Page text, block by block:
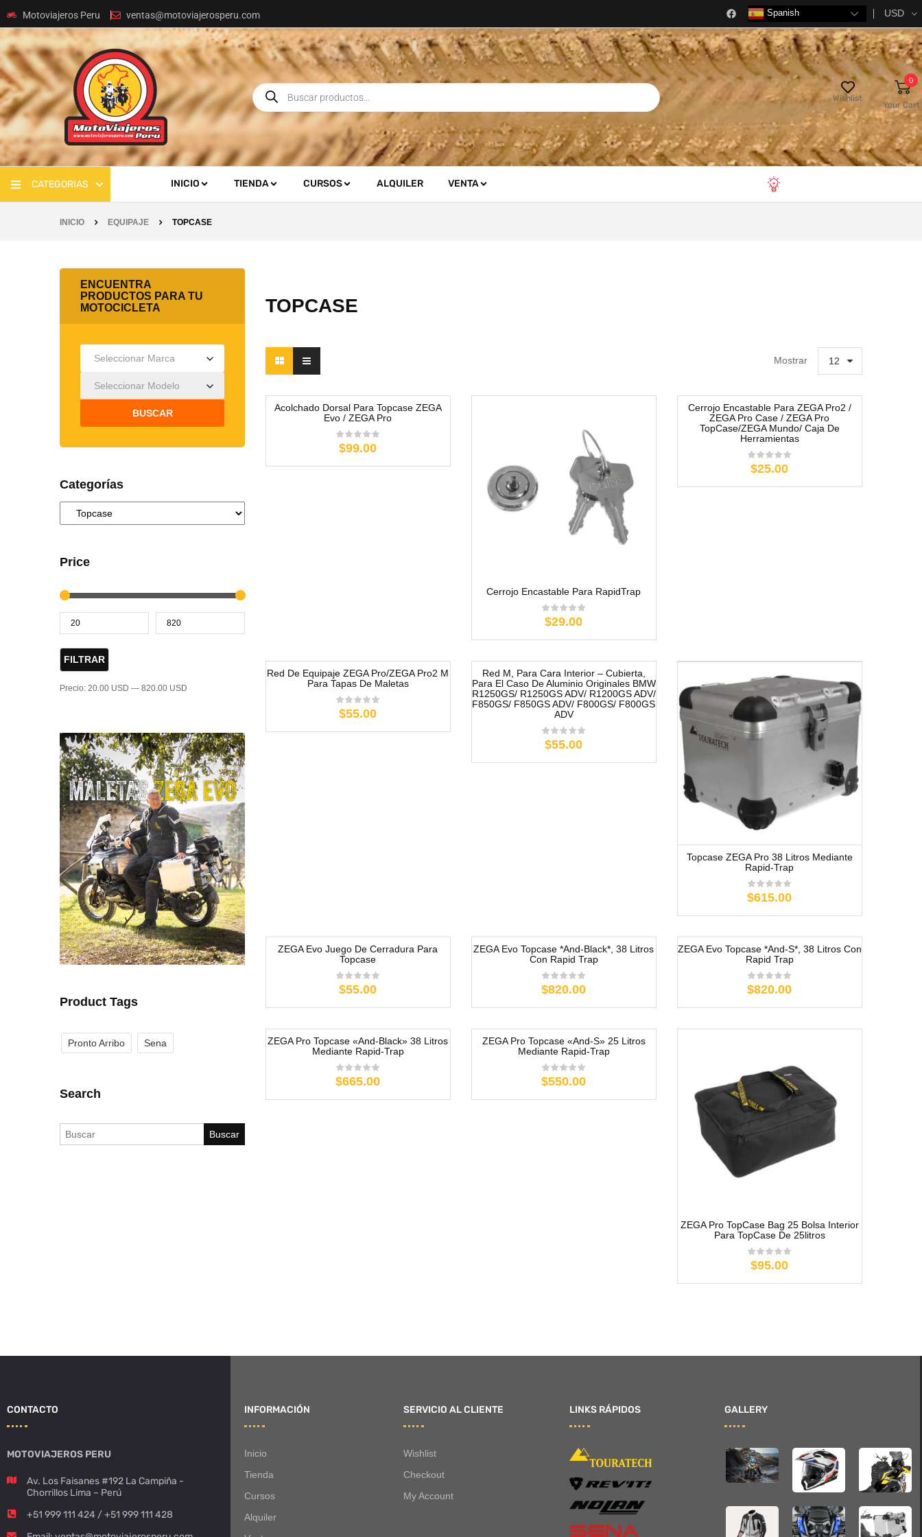
Motoviajeros Peru ventas@motoviajerosperu.com Spanish USD
Wishlist
0
Your Cart
CATEGORIAS INICIO TIENDA CURSOS ALQUILER VENTA
INICIO EQUIPAJE TOPCASE
ENCUENTRA
PRODUCTOS PARA TU
MOTOCICLETA
Seleccionar Marca
Seleccionar Modelo
BUSCAR
Categorías
Price
FILTRAR
Precio: 20.00 USD — 820.00 USD
Product Tags
Pronto Arribo Sena
Search
TOPCASE
Mostrar 12
Acolchado Dorsal Para Topcase ZEGA
Evo / ZEGA Pro
$99.00
Cerrojo Encastable Para RapidTrap
$29.00
Cerrojo Encastable Para ZEGA Pro2 /
ZEGA Pro Case / ZEGA Pro
TopCase/ZEGA Mundo/ Caja De
Herramientas
$25.00
Red De Equipaje ZEGA Pro/ZEGA Pro2 M
Para Tapas De Maletas
$55.00
Red M, Para Cara Interior – Cubierta,
Para El Caso De Aluminio Originales BMW
R1250GS/ R1250GS ADV/ R1200GS ADV/
F850GS/ F850GS ADV/ F800GS/ F800GS
ADV
$55.00
Topcase ZEGA Pro 38 Litros Mediante
Rapid-Trap
$615.00
ZEGA Evo Juego De Cerradura Para
Topcase
$55.00
ZEGA Evo Topcase *And-Black*, 38 Litros
Con Rapid Trap
$820.00
ZEGA Evo Topcase *And-S*, 38 Litros Con
Rapid Trap
$820.00
ZEGA Pro Topcase «And-Black» 38 Litros
Mediante Rapid-Trap
$665.00
ZEGA Pro Topcase «And-S» 25 Litros
Mediante Rapid-Trap
$550.00
ZEGA Pro TopCase Bag 25 Bolsa Interior
Para TopCase De 25litros
$95.00
CONTACTO
MOTOVIAJEROS PERU
Av. Los Faisanes #192 La Campiña -
Chorrillos Lima – Perú
+51 999 111 424 / +51 999 111 428
INFORMACIÓN
Inicio
Tienda
Cursos
Alquiler
SERVICIO AL CLIENTE
Wishlist
Checkout
My Account
LINKS RÁPIDOS GALLERY